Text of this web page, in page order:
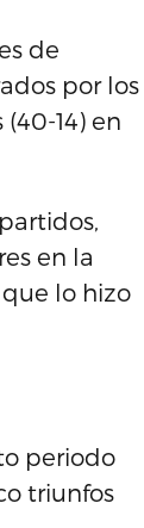
de
por los
14) en
en la
lo hizo
periodo
triunfos